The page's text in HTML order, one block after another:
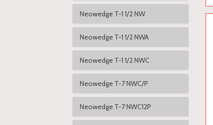
Neowedge T-1 1/2 NW
Neowedge T-1 1/2 NWA
Neowedge T-1 1/2 NWC
Neowedge T-7 NWC/P
Neowedge T-7 NWC12P